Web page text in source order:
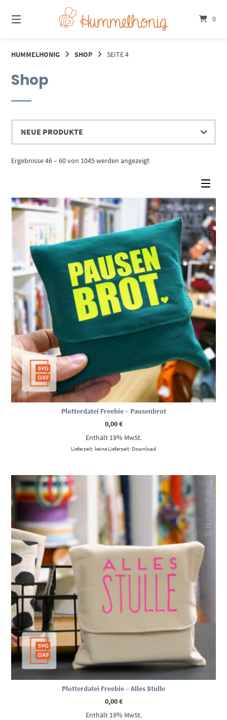
zum
Inhalt
0
HUMMELHONIG SHOP SEITE 4
Shop
Ergebnisse 46 – 60 von 1045 werden angezeigtNach
Plotterdatei Freebie – Pausenbrot
0,00€
Enthält 19% MwSt.
Lieferzeit: keine Lieferzeit: Download
Plotterdatei Freebie – Alles Stulle
0,00€
Enthält 19% MwSt.